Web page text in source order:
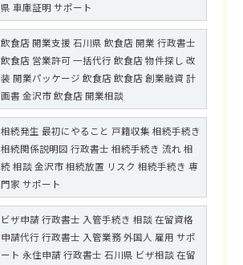
県 車庫証明 サポート
飲食店 開業支援 石川県 飲食店 開業 行政書士
飲食店 営業許可 一括代行 飲食店 物件探し 改
装 開業パッケージ 飲食店 飲食店 創業融資 計
画書 金沢市 飲食店 開業相談
相続発生 最初にやること 戸籍収集 相続手続き
相続関係説明図 行政書士 相続手続き 流れ 相
続 相談 金沢市 相続放置 リスク 相続手続き 専
門家 サポート
ビザ申請 行政書士 入管手続き 相談 在留資格
申請代行 行政書士 入管業務 外国人 雇用 サポ
ート 永住申請 行政書士 石川県 ビザ相談 在留